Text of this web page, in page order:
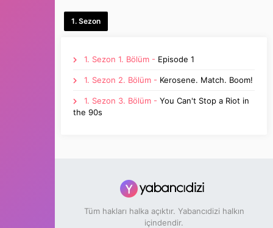
1. Sezon
1. Sezon 1. Bölüm - Episode 1
1. Sezon 2. Bölüm - Kerosene. Match. Boom!
1. Sezon 3. Bölüm - You Can't Stop a Riot in
the 90s
Tüm hakları halka açıktır. Yabancıdizi halkın
içindendir.